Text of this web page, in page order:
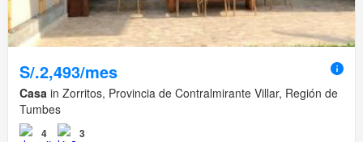
S/.2,493/mes
Casa in Zorritos, Provincia de Contralmirante Villar, Región de
Tumbes
4 3